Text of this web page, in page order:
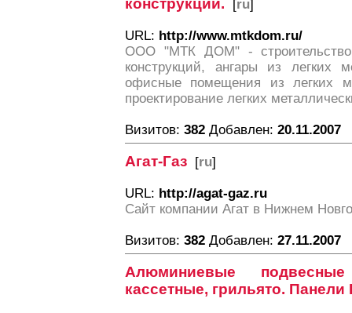
конструкций. ru
URL: http://www.mtkdom.ru/
ООО "МТК ДОМ" - строительство
конструкций, ангары из легких
офисные помещения из легких
проектирование легких
Визитов: 382 Добавлен: 20.11.2007
Агат-Газ [ru]
URL: http://agat-gaz.ru
Сайт компании Агат в Нижнем
Визитов: 382 Добавлен: 27.11.2007
Алюминиевые
кассетные, грильято.